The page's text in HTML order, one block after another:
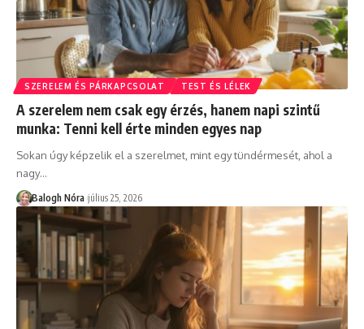
SZERELEM ÉS PÁRKAPCSOLAT TEST ÉS LÉLEK
A szerelem nem csak egy érzés, hanem napi szintű
munka: Tenni kell érte minden egyes nap
Sokan úgy képzelik el a szerelmet, mint egy tündérmesét, ahol a
nagy…
Balogh Nóra július 25, 2026